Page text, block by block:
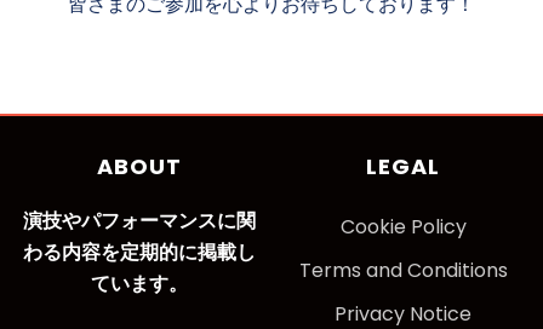
ABOUT
演技やパフォーマンスに関
わる内容を定期的に掲載し
ています。
LEGAL
Cookie Policy
Terms and Conditions
Privacy Notice